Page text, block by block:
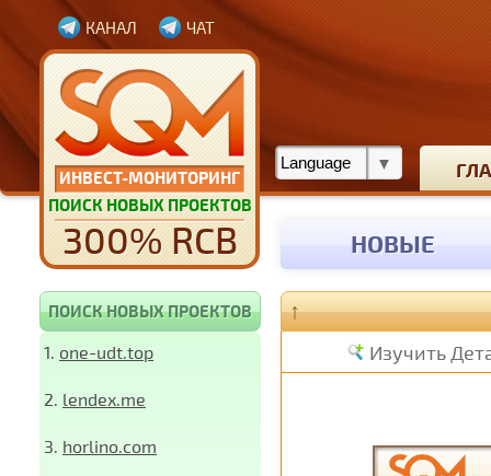
ИНВЕСТ-МОНИТОРИНГ
ПОИСК НОВЫХ ПРОЕКТОВ
300% RCB
КАНАЛ ЧАТ
НОВЫЕ
ПОИСК НОВЫХ ПРОЕКТОВ
1. one-udt.top
2. lendex.me
3. horlino.com
↑
Изучить